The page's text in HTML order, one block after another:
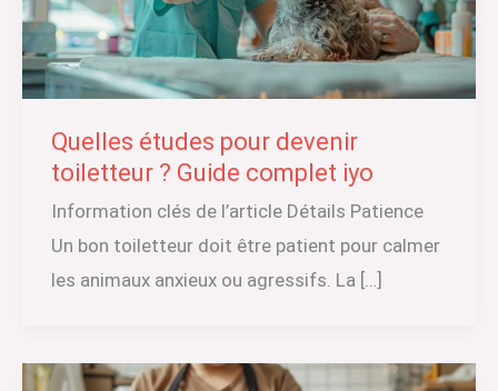
Quelles études pour devenir
toiletteur ? Guide complet iyo
Information clés de l’article Détails Patience
Un bon toiletteur doit être patient pour calmer
les animaux anxieux ou agressifs. La […]